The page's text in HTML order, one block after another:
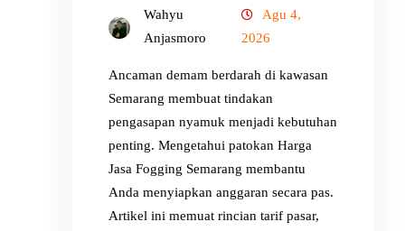
Wahyu
Anjasmoro
Agu 4,
2026
Ancaman demam berdarah di kawasan
Semarang membuat tindakan
pengasapan nyamuk menjadi kebutuhan
penting. Mengetahui patokan Harga
Jasa Fogging Semarang membantu
Anda menyiapkan anggaran secara pas.
Artikel ini memuat rincian tarif pasar,